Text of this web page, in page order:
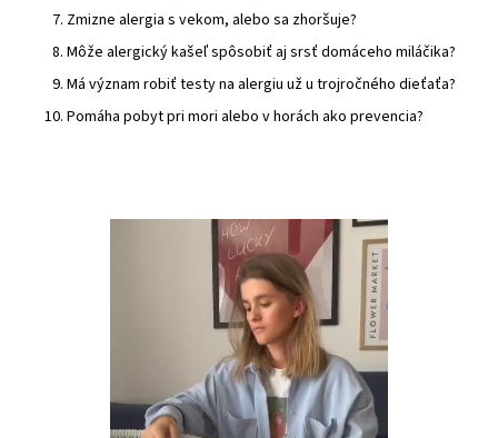
Zmizne alergia s vekom, alebo sa zhoršuje?
Môže alergický kašeľ spôsobiť aj srsť domáceho miláčika?
Má význam robiť testy na alergiu už u trojročného dieťaťa?
Pomáha pobyt pri mori alebo v horách ako prevencia?